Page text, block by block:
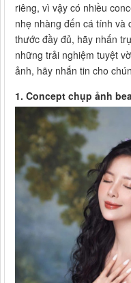
riêng, vì vậy có nhiều
nhẹ nhàng đến cá tính và
thước đầy đủ, hãy nhấn
những trải nghiệm tuyệt
ảnh, hãy nhắn tin cho
1. Concept chụp ảnh